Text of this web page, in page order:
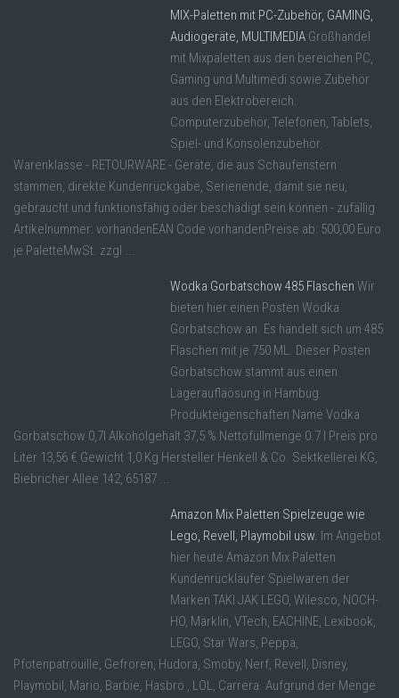
MIX-Paletten mit PC-Zubehör, GAMING,
Audiogeräte, MULTIMEDIA Großhandel
mit Mixpaletten aus den bereichen PC,
Gaming und Multimedi sowie Zubehör
aus den Elektrobereich.
Computerzubehör, Telefonen, Tablets,
Spiel- und Konsolenzubehör.
Warenklasse - RETOURWARE - Geräte, die aus Schaufenstern
stammen, direkte Kundenrückgabe, Serienende, damit sie neu,
gebraucht und funktionsfähig oder beschädigt sein können - zufällig
Artikelnummer: vorhandenEAN Code vorhandenPreise ab: 500,00 Euro
je PaletteMwSt. zzgl ...
Wodka Gorbatschow 485 Flaschen Wir
bieten hier einen Posten Wodka
Gorbatschow an. Es handelt sich um 485
Flaschen mit je 750 ML. Dieser Posten
Gorbatschow stammt aus einen
Lageraufläösung in Hambug.
Produkteigenschaften Name Vodka
Gorbatschow 0,7l Alkoholgehalt 37,5 % Nettofüllmenge 0.7 l Preis pro
Liter 13,56 € Gewicht 1,0 Kg Hersteller Henkell & Co. Sektkellerei KG,
Biebricher Allee 142, 65187 ...
Amazon Mix Paletten Spielzeuge wie
Lego, Revell, Playmobil usw. Im Angebot
hier heute Amazon Mix Paletten
Kundenrückläufer Spielwaren der
Marken TAKI JAK LEGO, Wilesco, NOCH-
HO, Märklin, VTech, EACHINE, Lexibook,
LEGO, Star Wars, Peppa,
Pfotenpatrouille, Gefroren, Hudora, Smoby, Nerf, Revell, Disney,
Playmobil, Mario, Barbie, Hasbro , LOL, Carrera. Aufgrund der Menge